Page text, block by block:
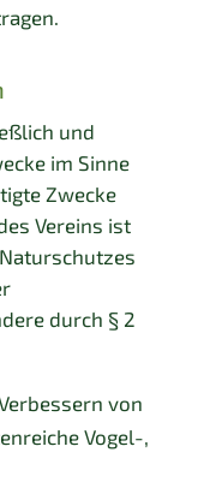
und
im Sinne
Zwecke
Vereins ist
durch § 2
von
Vogel-,